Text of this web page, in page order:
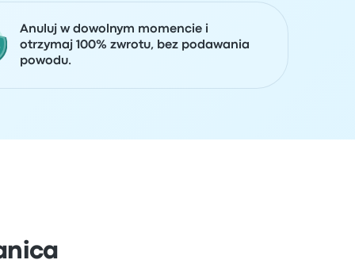
Anuluj w dowolnym momencie i
otrzymaj 100% zwrotu, bez podawania
powodu.